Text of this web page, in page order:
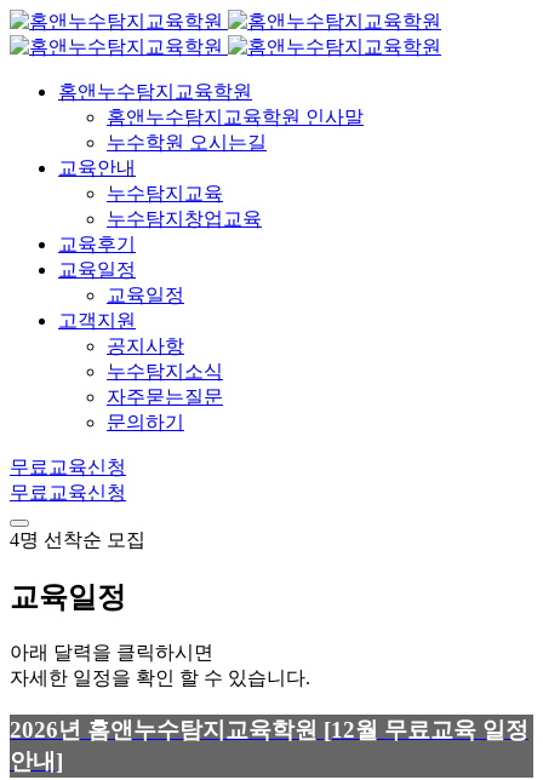
홈앤누수탐지교육학원
홈앤누수탐지교육학원 인사말
누수학원 오시는길
교육안내
누수탐지교육
누수탐지창업교육
교육후기
교육일정
교육일정
고객지원
공지사항
누수탐지소식
자주묻는질문
문의하기
무료교육신청
무료교육신청
4명 선착순 모집
교육일정
아래 달력을 클릭하시면
자세한 일정을 확인 할 수 있습니다.
2026년 홈앤누수탐지교육학원 [12월 무료교육 일정
안내]